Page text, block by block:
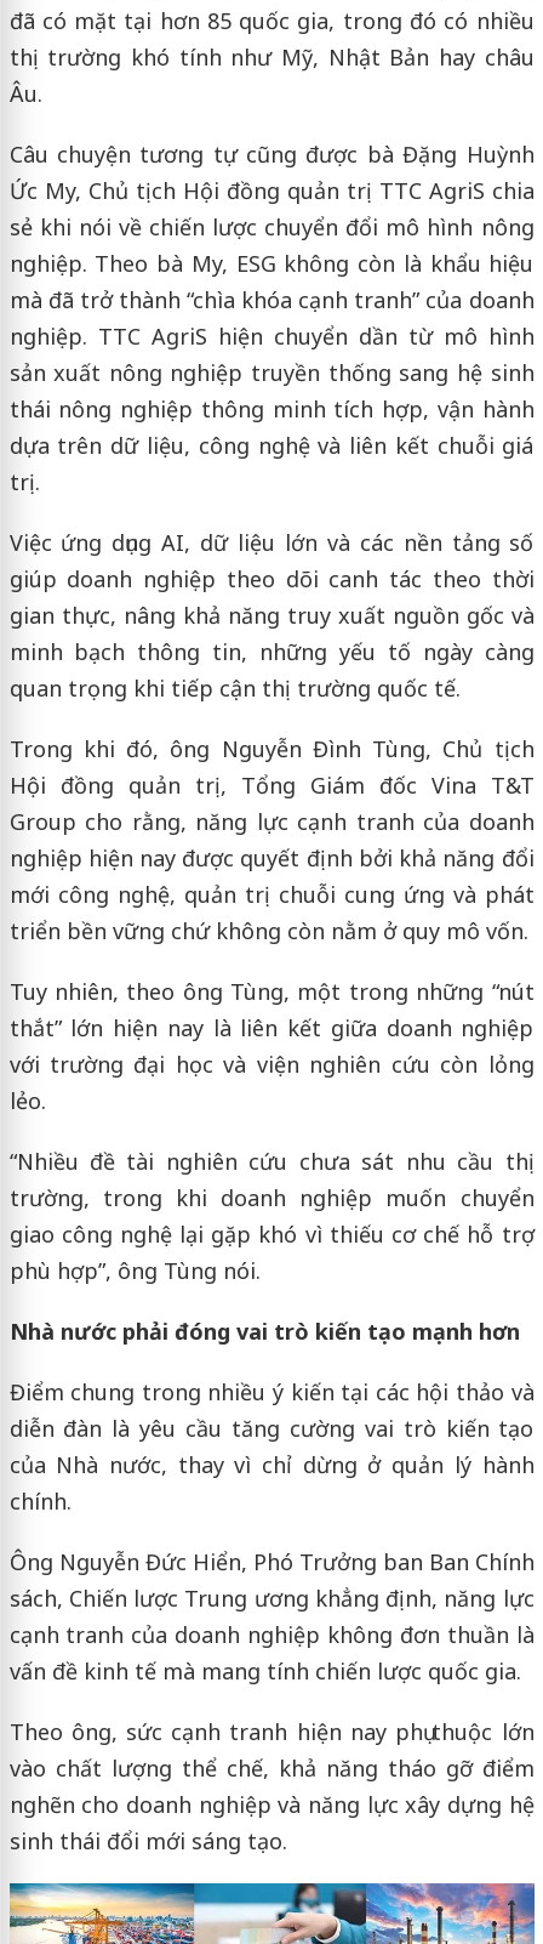
đã có mặt tại hơn 85 quốc gia, trong đó có nhiều
thị trường khó tính như Mỹ, Nhật Bản hay châu
Âu.
Câu chuyện tương tự cũng được bà Đặng Huỳnh
Ức My, Chủ tịch Hội đồng quản trị TTC AgriS chia
sẻ khi nói về chiến lược chuyển đổi mô hình nông
nghiệp. Theo bà My, ESG không còn là khẩu hiệu
mà đã trở thành “chìa khóa cạnh tranh” của doanh
nghiệp. TTC AgriS hiện chuyển dần từ mô hình
sản xuất nông nghiệp truyền thống sang hệ sinh
thái nông nghiệp thông minh tích hợp, vận hành
dựa trên dữ liệu, công nghệ và liên kết chuỗi giá
trị.
Việc ứng dụng AI, dữ liệu lớn và các nền tảng số
giúp doanh nghiệp theo dõi canh tác theo thời
gian thực, nâng khả năng truy xuất nguồn gốc và
minh bạch thông tin, những yếu tố ngày càng
quan trọng khi tiếp cận thị trường quốc tế.
Trong khi đó, ông Nguyễn Đình Tùng, Chủ tịch
Hội đồng quản trị, Tổng Giám đốc Vina T&T
Group cho rằng, năng lực cạnh tranh của doanh
nghiệp hiện nay được quyết định bởi khả năng đổi
mới công nghệ, quản trị chuỗi cung ứng và phát
triển bền vững chứ không còn nằm ở quy mô vốn.
Tuy nhiên, theo ông Tùng, một trong những “nút
thắt” lớn hiện nay là liên kết giữa doanh nghiệp
với trường đại học và viện nghiên cứu còn lỏng
lẻo.
“Nhiều đề tài nghiên cứu chưa sát nhu cầu thị
trường, trong khi doanh nghiệp muốn chuyển
giao công nghệ lại gặp khó vì thiếu cơ chế hỗ trợ
phù hợp”, ông Tùng nói.
Nhà nước phải đóng vai trò kiến tạo mạnh hơn
Điểm chung trong nhiều ý kiến tại các hội thảo và
diễn đàn là yêu cầu tăng cường vai trò kiến tạo
của Nhà nước, thay vì chỉ dừng ở quản lý hành
chính.
Ông Nguyễn Đức Hiển, Phó Trưởng ban Ban Chính
sách, Chiến lược Trung ương khẳng định, năng lực
cạnh tranh của doanh nghiệp không đơn thuần là
vấn đề kinh tế mà mang tính chiến lược quốc gia.
Theo ông, sức cạnh tranh hiện nay phụ thuộc lớn
vào chất lượng thể chế, khả năng tháo gỡ điểm
nghẽn cho doanh nghiệp và năng lực xây dựng hệ
sinh thái đổi mới sáng tạo.